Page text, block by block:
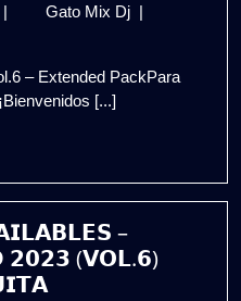
GRATIS
21
2025
Gato Mix Dj SUPER
Vol.6
–
Para
la
Pista
– Extended PackPara
[...]
–
(𝗩𝗢𝗟.𝟲)